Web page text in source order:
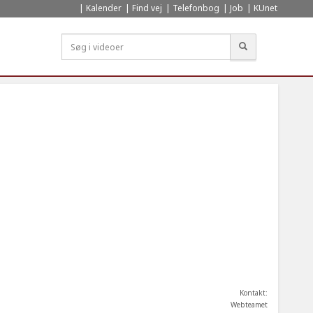
Kalender Find vej Telefonbog Job KUnet
Kontakt:
Webteamet